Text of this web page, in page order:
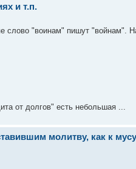
и т.п.
слово "воинам" пишут "войнам".
от долгов" есть небольшая ...
молитву, как к